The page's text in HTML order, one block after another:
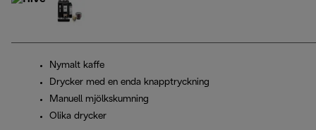
Nymalt kaffe
Drycker med en enda knapptryckning
Manuell mjölkskumning
Olika drycker